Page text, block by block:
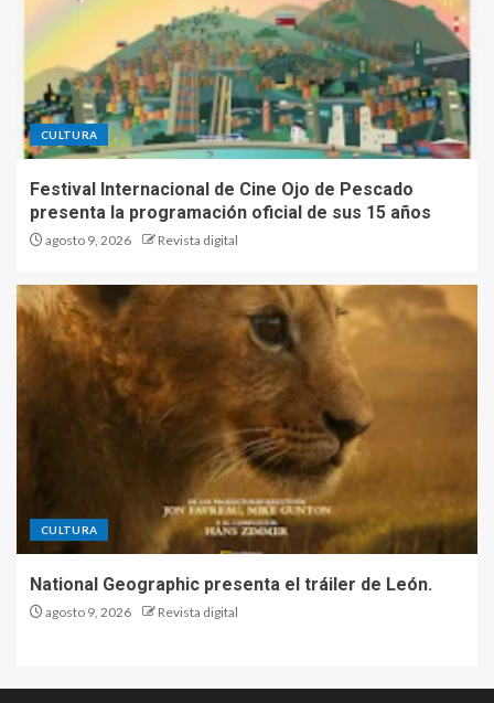
CULTURA
Festival Internacional de Cine Ojo de Pescado
presenta la programación oficial de sus 15 años
agosto 9, 2026 Revista digital
CULTURA
National Geographic presenta el tráiler de León.
agosto 9, 2026 Revista digital